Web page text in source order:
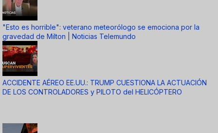
"Esto es horrible": veterano meteorólogo se emociona por la
gravedad de Milton | Noticias Telemundo
ACCIDENTE AÉREO EE.UU.: TRUMP CUESTIONA LA ACTUACIÓN
DE LOS CONTROLADORES y PILOTO del HELICÓPTERO